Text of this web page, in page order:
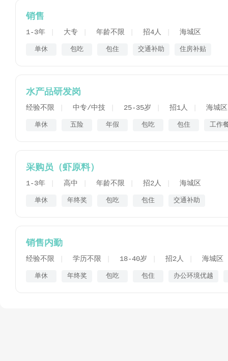
销售
1-3年 大专 年龄不限 招4人 海城区
单休 包吃 包住 交通补助 住房补贴
水产品研发岗
经验不限 中专/中技 25-35岁 招1人 海城区
单休 五险 年假 包吃 包住 工作
采购员（虾原料）
1-3年 高中 年龄不限 招2人 海城区
单休 年终奖 包吃 包住 交通补助
销售内勤
经验不限 学历不限 18-40岁 招2人 海城区
单休 年终奖 包吃 包住 办公环境优越